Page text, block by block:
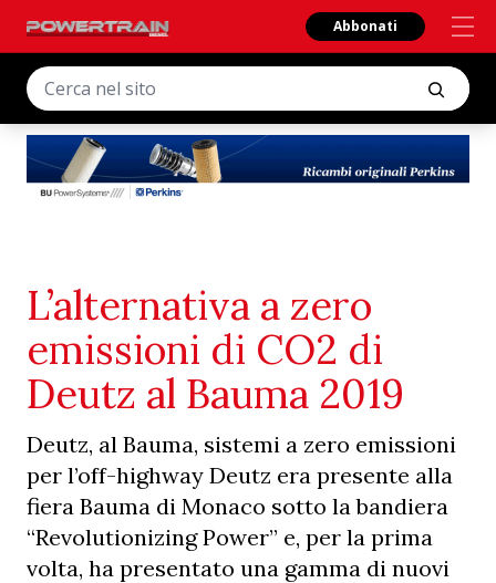
Abbonati
L’alternativa a zero
emissioni di CO2 di
Deutz al Bauma 2019
Deutz, al Bauma, sistemi a zero emissioni
per l’off-highway Deutz era presente alla
fiera Bauma di Monaco sotto la bandiera
“Revolutionizing Power” e, per la prima
volta, ha presentato una gamma di nuovi